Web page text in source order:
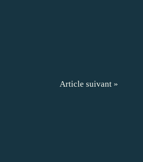
Article suivant »